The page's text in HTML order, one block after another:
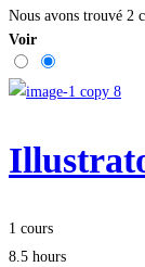
Nous avons trouvé 2
Voir
1 cours
8.5 hours